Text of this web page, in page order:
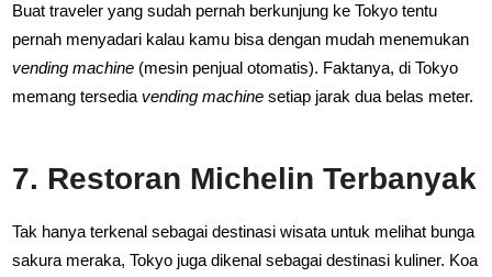
Buat traveler yang sudah pernah berkunjung ke Tokyo tentu
pernah menyadari kalau kamu bisa dengan mudah menemukan
vending machine (mesin penjual otomatis). Faktanya, di Tokyo
memang tersedia vending machine setiap jarak dua belas meter.
7. Restoran Michelin Terbanyak
Tak hanya terkenal sebagai destinasi wisata untuk melihat bunga
sakura meraka, Tokyo juga dikenal sebagai destinasi kuliner. Koa